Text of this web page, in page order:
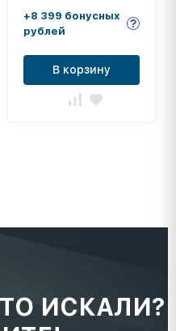
+8 399 бонусных
рублей
В корзину
ИСКАЛИ?